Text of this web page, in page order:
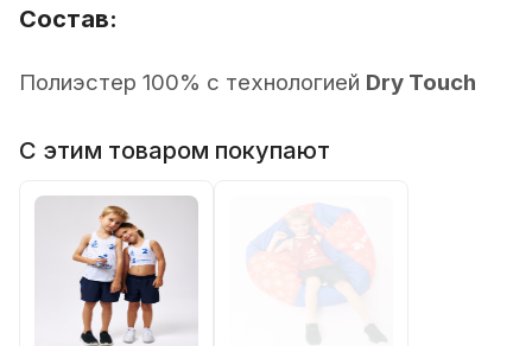
Состав:
Полиэстер 100% с технологией Dry Touch
С этим товаром покупают